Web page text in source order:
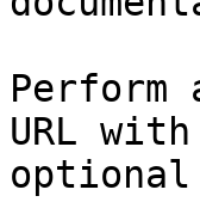
Perform
URL